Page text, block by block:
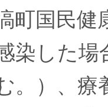
町国民健
染した場
。）、療